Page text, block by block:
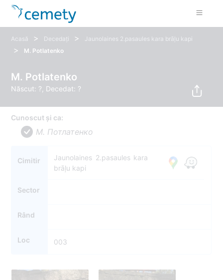
Acasă > Decedați > Jaunolaines 2.pasaules kara brāļu kapi
> M. Potlatenko
M. Potlatenko
Născut: ?, Decedat: ?
Cunoscut și ca:
M. Потлатенко
Cimitir
Jaunolaines 2.pasaules kara
brāļu kapi
Sector
Rând
Loc 003